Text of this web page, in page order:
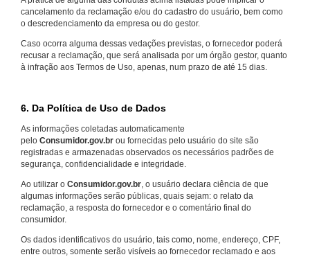
cancelamento da reclamação e/ou do cadastro do usuário, bem como
o descredenciamento da empresa ou do gestor.
Caso ocorra alguma dessas vedações previstas, o fornecedor poderá
recusar a reclamação, que será analisada por um órgão gestor, quanto
à infração aos Termos de Uso, apenas, num prazo de até 15 dias.
6. Da Política de Uso de Dados
As informações coletadas automaticamente
pelo Consumidor.gov.br ou fornecidas pelo usuário do site são
registradas e armazenadas observados os necessários padrões de
segurança, confidencialidade e integridade.
Ao utilizar o Consumidor.gov.br , o usuário declara ciência de que
algumas informações serão públicas, quais sejam: o relato da
reclamação, a resposta do fornecedor e o comentário final do
consumidor.
Os dados identificativos do usuário, tais como, nome, endereço, CPF,
entre outros, somente serão visíveis ao fornecedor reclamado e aos